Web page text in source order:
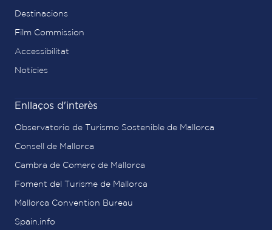
Destinacions
Film Commission
Accessibilitat
Notícies
Enllaços d'interès
Observatorio de Turismo Sostenible de Mallorca
Consell de Mallorca
Cambra de Comerç de Mallorca
Foment del Turisme de Mallorca
Mallorca Convention Bureau
Spain.info